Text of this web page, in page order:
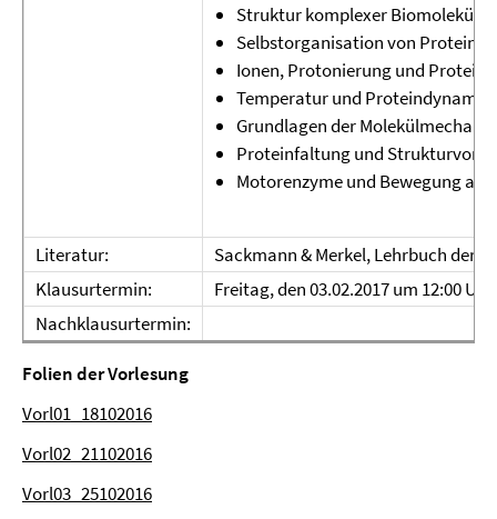
Struktur komplexer Biomoleküle;
Selbstorganisation von
Ionen, Protonierung und
Temperatur und Proteindynamik;
Grundlagen der
Proteinfaltung und
Motorenzyme und Bewegung
Literatur:
Sackmann & Merkel, Lehrbuch der
Klausurtermin:
Freitag, den 03.02.2017 um 12:00
Nachklausurtermin:
Folien der Vorlesung
Vorl01_18102016
Vorl02_21102016
Vorl03_25102016